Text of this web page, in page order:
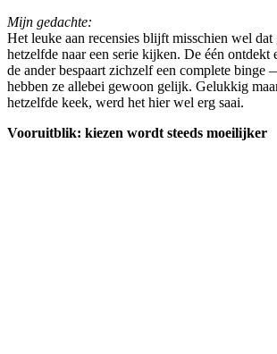
Mijn gedachte:
Het leuke aan recensies blijft misschien wel
hetzelfde naar een serie kijken. De één ontdekt
de ander bespaart zichzelf een complete binge
hebben ze allebei gewoon gelijk. Gelukkig
hetzelfde keek, werd het hier wel erg saai.
Vooruitblik: kiezen wordt steeds moeilijker